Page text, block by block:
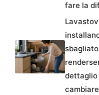
fare la
dettaglio